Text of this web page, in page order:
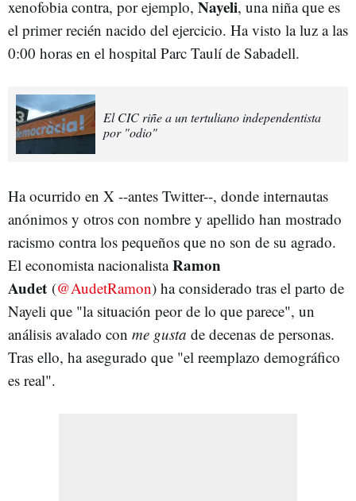
xenofobia contra, por ejemplo, Nayeli, una niña que es
el primer recién nacido del ejercicio. Ha visto la luz a las
0:00 horas en el hospital Parc Taulí de Sabadell.
El CIC riñe a un tertuliano independentista
por "odio"
Ha ocurrido en X --antes Twitter--, donde internautas
anónimos y otros con nombre y apellido han mostrado
racismo contra los pequeños que no son de su agrado.
El economista nacionalistaRamon
Audet (@AudetRamon) ha considerado tras el parto de
Nayeli que "la situación peor de lo que parece", un
análisis avalado con me gusta de decenas de personas.
Tras ello, ha asegurado que "el reemplazo demográfico
es real".